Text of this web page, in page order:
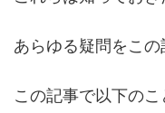
あらゆる疑問をこの
この記事で以下のこ